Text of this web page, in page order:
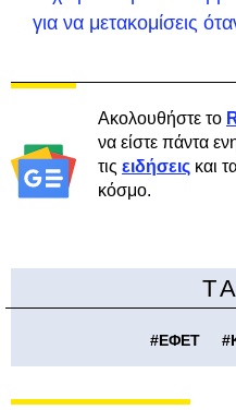
για να μετακομίσεις
Ακολουθήστε το
να είστε πάντα
τις ειδήσεις και
κόσμο.
#ΕΦΕΤ #